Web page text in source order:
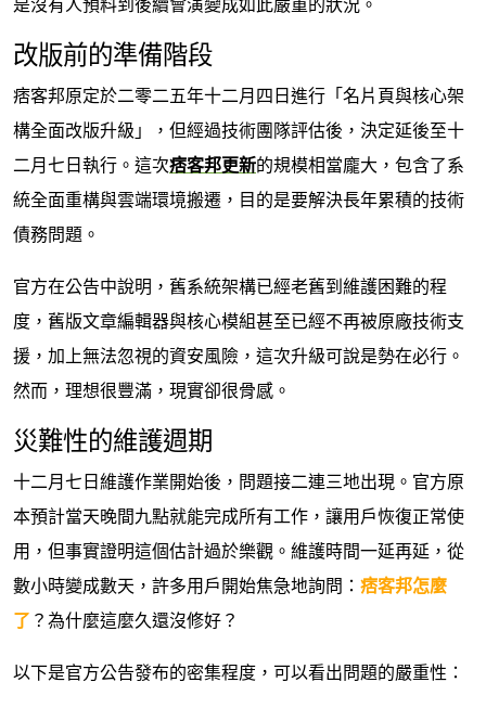
是沒有人預料到後續會演變成如此嚴重的狀況。
改版前的準備階段
痞客邦原定於二零二五年十二月四日進行「名片頁與核心架
構全面改版升級」，但經過技術團隊評估後，決定延後至十
二月七日執行。這次痞客邦更新的規模相當龐大，包含了系
統全面重構與雲端環境搬遷，目的是要解決長年累積的技術
債務問題。
官方在公告中說明，舊系統架構已經老舊到維護困難的程
度，舊版文章編輯器與核心模組甚至已經不再被原廠技術支
援，加上無法忽視的資安風險，這次升級可說是勢在必行。
然而，理想很豐滿，現實卻很骨感。
災難性的維護週期
十二月七日維護作業開始後，問題接二連三地出現。官方原
本預計當天晚間九點就能完成所有工作，讓用戶恢復正常使
用，但事實證明這個估計過於樂觀。維護時間一延再延，從
數小時變成數天，許多用戶開始焦急地詢問： 痞客邦怎麼
了 ？為什麼這麼久還沒修好？
以下是官方公告發布的密集程度，可以看出問題的嚴重性：